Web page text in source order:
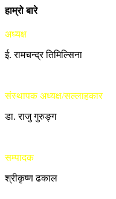
हाम्रो बारे
अध्यक्ष
ई. रामचन्द्र तिमिल्सिना
संस्थापक अध्यक्ष/सल्लाहकार
डा. राजु गुरुङ्ग
सम्पादक
श्रीकृष्ण ढकाल